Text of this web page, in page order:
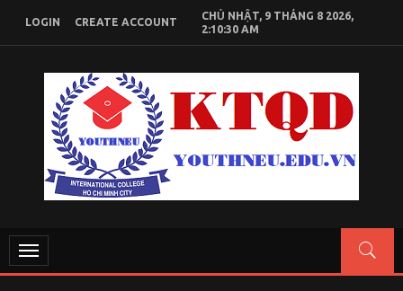
content
LOGIN CREATE ACCOUNT
CHỦ NHẬT, 9 THÁNG 8 2026,
2:10:30 AM
KIẾN THỨC KINH TẾ QUỐC DÂN
Toggle
navigation